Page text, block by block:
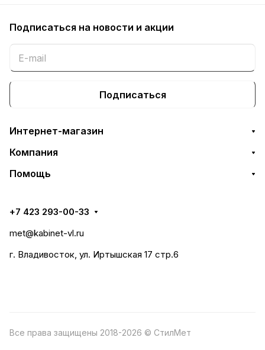
Подписаться на новости и акции
Подписаться
Интернет-магазин
Компания
Помощь
+7 423 293-00-33
met@kabinet-vl.ru
г. Владивосток, ул. Иртышская 17 стр.6
Все права защищены 2018-2026 © СтилМет